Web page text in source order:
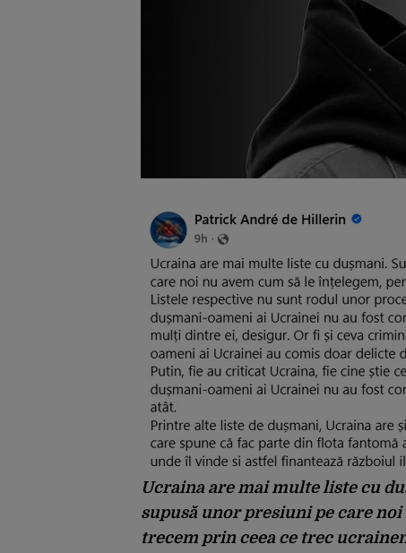
Ucraina are mai multe liste cu
supusă unor presiuni pe care
trecem prin ceea ce trec